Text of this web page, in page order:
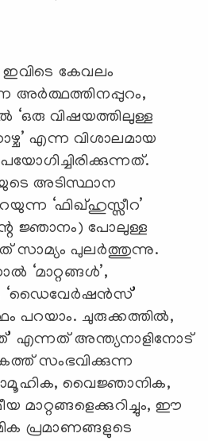
കേവലം
അർത്ഥത്തിനപ്പുറം,
‘ഒരു വിഷയത്തിലുള്ള
’ എന്ന വിശാലമായ
അടിസ്ഥാന
‘ഫിഖ്ഹുസ്സീറ’
ജ്ഞാനം) പോലുള്ള
സാമ്യം പുലർത്തുന്നു.
‘മാറ്റങ്ങൾ’,
‘ഡൈവേർഷന്‍സ്’
പറയാം. ചുരുക്കത്തിൽ,
’ എന്നത് അന്ത്യനാളിനോട്
സംഭവിക്കുന്ന
വൈജ്ഞാനിക,
മാറ്റങ്ങളെക്കുറിച്ചും, ഈ
പ്രമാണങ്ങളുടെ